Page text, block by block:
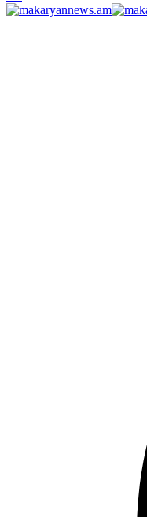
размера